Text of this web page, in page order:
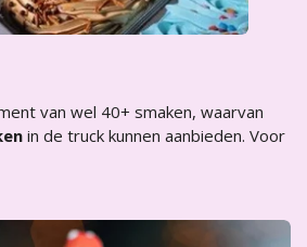
van wel 40+ smaken, waarvan
in de truck kunnen aanbieden. Voor